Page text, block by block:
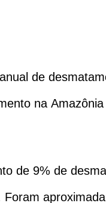
de
na
de 9% de